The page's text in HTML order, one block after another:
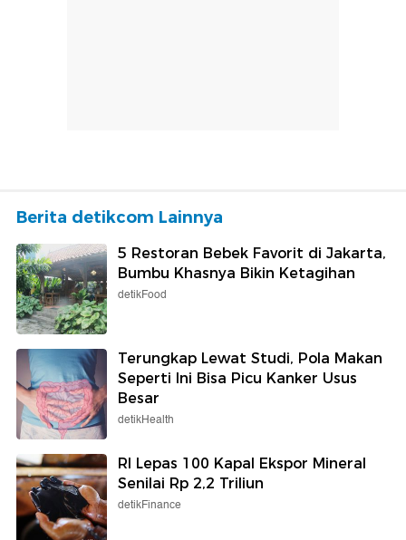
Berita detikcom Lainnya
5 Restoran Bebek Favorit di Jakarta,
Bumbu Khasnya Bikin Ketagihan
detikFood
Terungkap Lewat Studi, Pola Makan
Seperti Ini Bisa Picu Kanker Usus
Besar
detikHealth
RI Lepas 100 Kapal Ekspor Mineral
Senilai Rp 2,2 Triliun
detikFinance